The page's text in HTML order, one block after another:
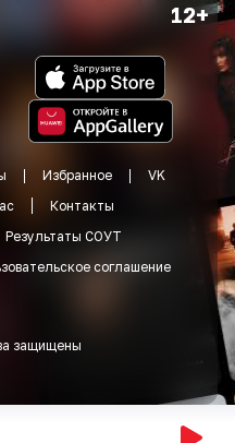
12+
Избранное
VK
Контакты
Результаты СОУТ
соглашение
защищены